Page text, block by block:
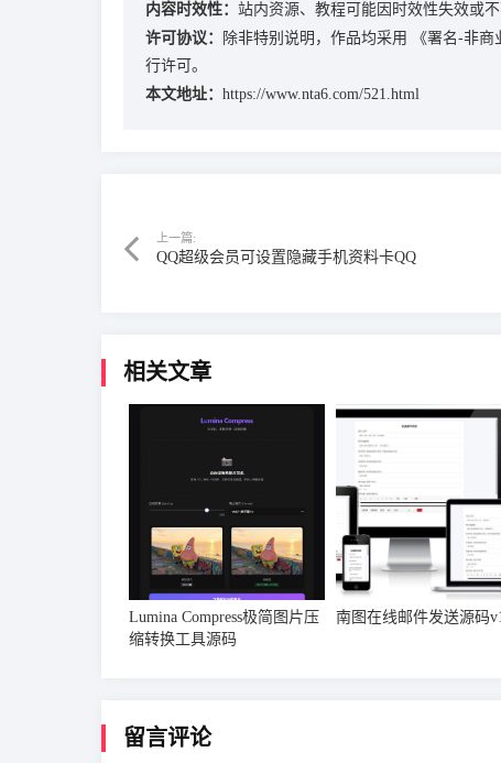
内容时效性： 站内资源、教程可能因时效性失效或
许可协议：
除非特别说明，作品均采用 《署名-非
行许可。
本文地址： https://www.nta6.com/521.html
上一篇:
QQ超级会员可设置隐藏手机资料卡QQ
相关文章
Lumina Compress极简图片压
缩转换工具源码
南图在线邮件发送源码
留言评论